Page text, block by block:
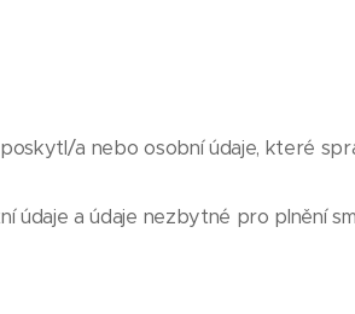
a nebo osobní údaje, které
údaje a údaje nezbytné pro plnění